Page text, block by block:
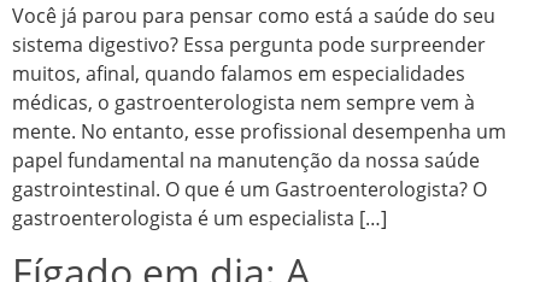
Você já parou para pensar como está a saúde do seu
sistema digestivo? Essa pergunta pode surpreender
muitos, afinal, quando falamos em especialidades
médicas, o gastroenterologista nem sempre vem à
mente. No entanto, esse profissional desempenha um
papel fundamental na manutenção da nossa saúde
gastrointestinal. O que é um Gastroenterologista? O
gastroenterologista é um especialista […]